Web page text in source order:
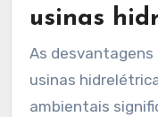
usinas
As
usinas
ambientais